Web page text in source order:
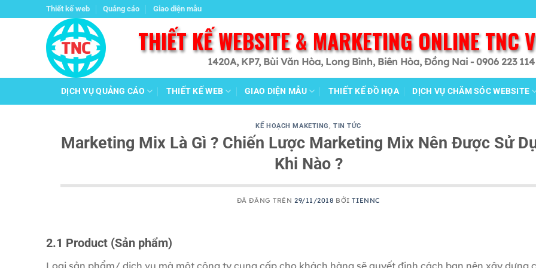
đến
Thiết kế web Quảng cáo Giao diện mẫu
THIẾT KẾ WEBSITE & MARKETING ONLINE TNC
1420A, KP7, Bùi Văn Hòa, Long Bình, Biên Hòa, Đồng Nai - 0906 223 114
DỊCH VỤ QUẢNG CÁO THIẾT KẾ WEB GIAO DIỆN MẪU THIẾT KẾ ĐỒ HỌA DỊCH VỤ CHĂM SÓC WEBSITE
KẾ HOẠCH MAKETING,TIN TỨC
Marketing Mix Là Gì ? Chiến Lược Marketing Mix Nên Được Sử
Khi Nào ?
ĐÃ ĐĂNG TRÊN 29/11/2018 BỞITIENNC
2.1 Product (Sản phẩm)
Loại sản phẩm/ dịch vụ mà một công ty cung cấp cho khách hàng sẽ quyết định cách bạn nên xây dựng